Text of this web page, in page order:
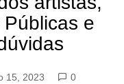
e
15, 2023
0